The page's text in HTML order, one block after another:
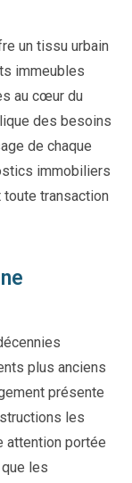
un tissu urbain
immeubles
au cœur du
des besoins
de chaque
immobiliers
transaction
plus anciens
présente
les
attention portée
les